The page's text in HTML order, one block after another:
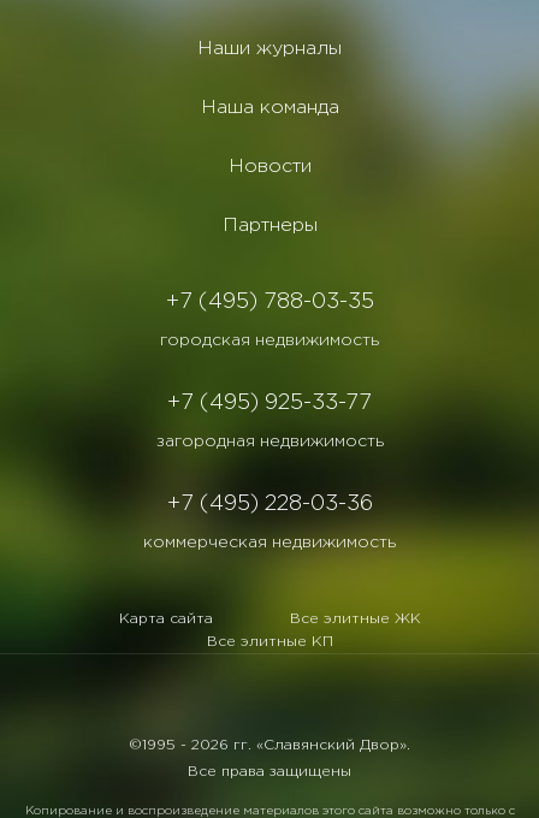
Наши журналы
Наша команда
Новости
Партнеры
+7 (495) 788-03-35
городская недвижимость
+7 (495) 925-33-77
загородная недвижимость
+7 (495) 228-03-36
коммерческая недвижимость
Карта сайта
Все элитные ЖК
Все элитные КП
©1995 - 2026 гг. «Славянский Двор».
Все права защищены
Копирование и воспроизведение материалов этого сайта возможно только с